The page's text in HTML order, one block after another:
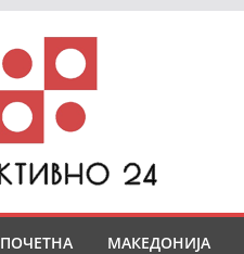
ПОЧЕТНА МАКЕДОНИЈА